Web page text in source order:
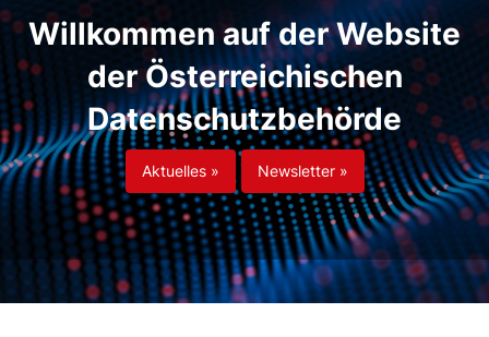
Willkommen auf der Website
der Österreichischen
Datenschutzbehörde
Aktuelles » Newsletter »